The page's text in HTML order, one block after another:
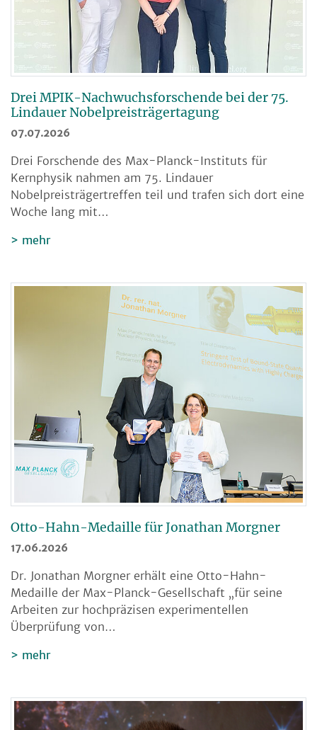
Drei MPIK-Nachwuchsforschende bei der 75.
Lindauer Nobelpreisträgertagung
07.07.2026
Drei Forschende des Max-Planck-Instituts für
Kernphysik nahmen am 75. Lindauer
Nobelpreisträgertreffen teil und trafen sich dort eine
Woche lang mit…
mehr
Otto-Hahn-Medaille für Jonathan Morgner
17.06.2026
Dr. Jonathan Morgner erhält eine Otto-Hahn-
Medaille der Max-Planck-Gesellschaft „für seine
Arbeiten zur hochpräzisen experimentellen
Überprüfung von…
mehr